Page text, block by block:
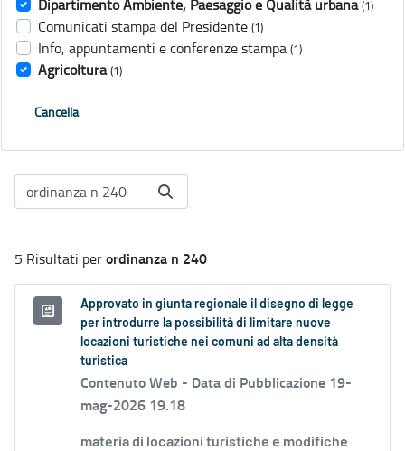
Dipartimento Ambiente, Paesaggio e Qualità urbana (1)
Comunicati stampa del Presidente (1)
Info, appuntamenti e conferenze stampa (1)
Agricoltura (1)
Cancella
5 Risultati perordinanza n 240
Approvato in giunta regionale il disegno di legge
per introdurre la possibilità di limitare nuove
locazioni turistiche nei comuni ad alta densità
turistica
Contenuto Web - Data di Pubblicazione 19-
mag-2026 19.18
materia di locazioni turistiche e modifiche